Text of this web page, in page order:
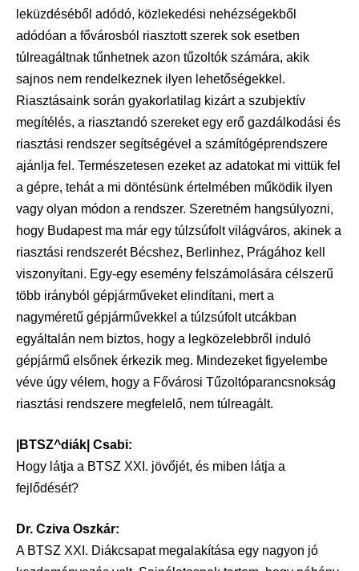
leküzdéséből adódó, közlekedési nehézségekből
adódóan a fővárosból riasztott szerek sok esetben
túlreagáltnak tűnhetnek azon tűzoltók számára, akik
sajnos nem rendelkeznek ilyen lehetőségekkel.
Riasztásaink során gyakorlatilag kizárt a szubjektív
megítélés, a riasztandó szereket egy erő gazdálkodási és
riasztási rendszer segítségével a számítógéprendszere
ajánlja fel. Természetesen ezeket az adatokat mi vittük fel
a gépre, tehát a mi döntésünk értelmében működik ilyen
vagy olyan módon a rendszer. Szeretném hangsúlyozni,
hogy Budapest ma már egy túlzsúfolt világváros, akinek a
riasztási rendszerét Bécshez, Berlinhez, Prágához kell
viszonyítani. Egy-egy esemény felszámolására célszerű
több irányból gépjárműveket elindítani, mert a
nagyméretű gépjárművekkel a túlzsúfolt utcákban
egyáltalán nem biztos, hogy a legközelebbről induló
gépjármű elsőnek érkezik meg. Mindezeket figyelembe
véve úgy vélem, hogy a Fővárosi Tűzoltóparancsnokság
riasztási rendszere megfelelő, nem túlreagált.
|BTSZ^diák| Csabi:
Hogy látja a BTSZ XXI. jövőjét, és miben látja a
fejlődését?
Dr. Cziva Oszkár:
A BTSZ XXI. Diákcsapat megalakítása egy nagyon jó